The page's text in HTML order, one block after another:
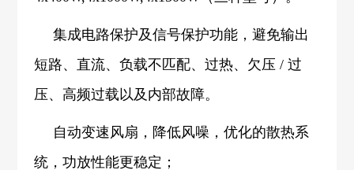
集成电路保护及信号保护功能，避免输出
短路、直流、负载不匹配、过热、欠压 / 过
压、高频过载以及内部故障。
自动变速风扇，降低风噪，优化的散热系
统，功放性能更稳定；